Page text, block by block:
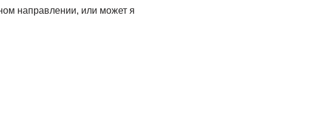
направлении, или может я